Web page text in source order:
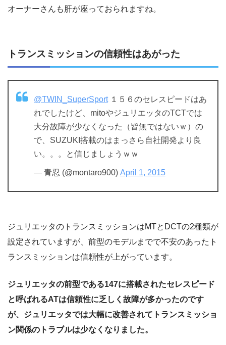
オーナーさんも肝が座っておられますね。
トランスミッションの信頼性はあがった
@TWIN_SuperSport１５６のセレスピードはあ
れでしたけど、mitoやジュリエッタのTCTでは
大分故障が少なくなった（皆無ではないｗ）の
で、SUZUKI搭載のはまっさら自社開発より良
い。。。と信じましょうｗｗ
— 青忍 (@montaro900) April 1, 2015
ジュリエッタのトランスミッションはMTとDCTの2種類が
設定されていますが、前型のモデルまでで不安のあったト
ランスミッションは信頼性が上がっています。
ジュリエッタの前型である147に搭載されたセレスピード
と呼ばれるATは信頼性に乏しく故障が多かったのです
が、ジュリエッタでは大幅に改善されてトランスミッショ
ン関係のトラブルは少なくなりました。